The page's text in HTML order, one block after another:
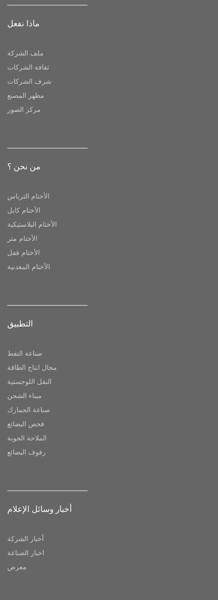
ماذا نفعل
ملف الشركة
ثقافة الشركات
شرف الشركات
مظهر المصنع
مركز الصور
من نحن ؟
الأختام الترباس
الأختام كابل
الأختام البلاستيكية
الأختام متر
الأختام قفل
الأختام المعدنية
التطبيق
صناعة النفط
مجال انتاج الطاقة
النقل اللوجستية
ميناء الشحن
صناعة الجمارك
فحص البضائع
الملاحة الجوية
رفوف البضائع
أخبار وسائل الإعلام
أخبار الشركة
اخبار الصناعة
معرض